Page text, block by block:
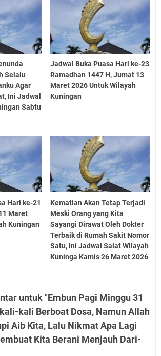
Selalu
Agar
Ini Jadwal
Sabtu
Jadwal Buka Puasa Hari ke-23
Ramadhan 1447 H, Jumat 13
Maret 2026 Untuk Wilayah
Kuningan
Hari ke-21
Maret
Kuningan
Kematian Akan Tetap Terjadi
Meski Orang yang Kita
Sayangi Dirawat Oleh Dokter
Terbaik di Rumah Sakit Nomor
Satu, Ini Jadwal Salat Wilayah
Kuninga Kamis 26 Maret 2026
untuk "Embun Pagi Minggu 31
kali Berboat Dosa, Namun Allah
Aib Kita, Lalu Nikmat Apa Lagi
Kita Berani Menjauh Dari-